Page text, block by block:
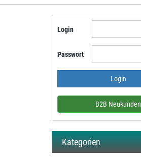
Login
Passwort
B2B Neukunden
Kategorien